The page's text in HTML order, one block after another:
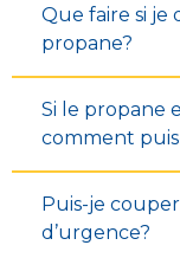
Que faire si
propane?
Si le propane
comment
Puis-je
d’urgence?